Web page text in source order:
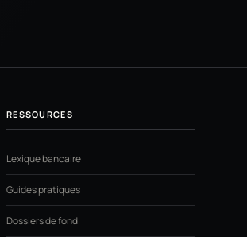
RESSOURCES
Lexique bancaire
Guides pratiques
Dossiers de fond